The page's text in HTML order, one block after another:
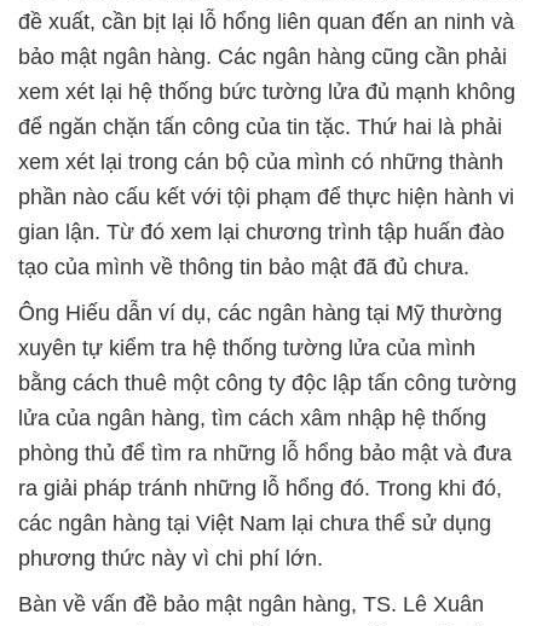
đề xuất, cần bịt lại lỗ hổng liên quan đến an ninh và
bảo mật ngân hàng. Các ngân hàng cũng cần phải
xem xét lại hệ thống bức tường lửa đủ mạnh không
để ngăn chặn tấn công của tin tặc. Thứ hai là phải
xem xét lại trong cán bộ của mình có những thành
phần nào cấu kết với tội phạm để thực hiện hành vi
gian lận. Từ đó xem lại chương trình tập huấn đào
tạo của mình về thông tin bảo mật đã đủ chưa.
Ông Hiếu dẫn ví dụ, các ngân hàng tại Mỹ thường
xuyên tự kiểm tra hệ thống tường lửa của mình
bằng cách thuê một công ty độc lập tấn công tường
lửa của ngân hàng, tìm cách xâm nhập hệ thống
phòng thủ để tìm ra những lỗ hổng bảo mật và đưa
ra giải pháp tránh những lỗ hổng đó. Trong khi đó,
các ngân hàng tại Việt Nam lại chưa thể sử dụng
phương thức này vì chi phí lớn.
Bàn về vấn đề bảo mật ngân hàng, TS. Lê Xuân